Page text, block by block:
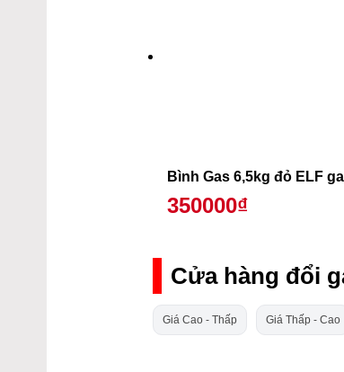
Bình Gas 6,5kg đỏ ELF
350000₫
Cửa hàng đổi
Giá Cao - Thấp Giá Thấp - Cao